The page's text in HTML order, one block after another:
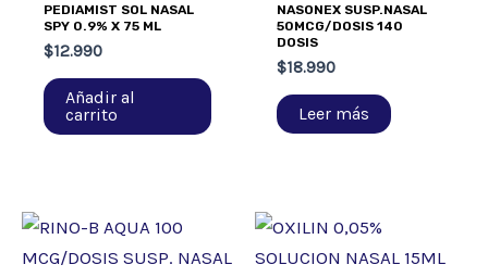
PEDIAMIST SOL NASAL
SPY 0.9% X 75 ML
$12.990
Añadir al
carrito
NASONEX SUSP.NASAL
50MCG/DOSIS 140
DOSIS
$18.990
Leer más